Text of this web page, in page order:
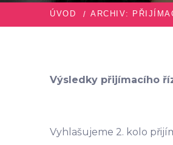
ÚVOD ARCHIV:
Výsledky přijímacího
Vyhlašujeme 2. kolo